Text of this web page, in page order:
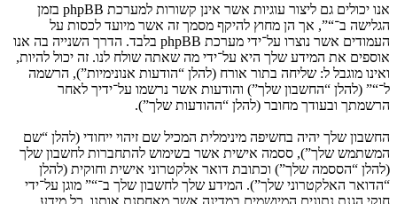
אנו יכולים גם ליצור עוגיות אשר אינן קשורות למערכת phpBB בזמן
הגלישה ב־“”, אך הן מחוץ להיקף מסמך זה אשר מיועד לכסות על
העמודים אשר נוצרו על־ידי מערכת phpBB בלבד. הדרך השנייה בה אנו
אוספים את המידע שלך היא על־ידי מה שאתה שולח לנו. זה יכול להיות,
ואינו מוגבל ל: שליחה בתור אורח (להלן “הודעות אנונימיות”), הרשמה
ל־“” (להלן “החשבון שלך”) והודעות אשר נרשמו על־ידיך לאחר
הרשמתך ובעודך מחובר (להלן “ההודעות שלך”).
החשבון שלך יהיה בחשיפה מינימלית המכיל שם זיהוי ייחודי (להלן “שם
המשתמש שלך”), ססמה אישית אשר בשימוש להתחברות לחשבון שלך
(להלן “הססמה שלך”) וכתובת דואר אלקטרוני אישית וחוקית (להלן
“הדואר האלקטרוני שלך”). המידע שלך לחשבון שלך ב־“” מוגן על־ידי
חוקי הגנת נתונים המיושמים במדינה אשר מאחסנת אותנו. כל מידע